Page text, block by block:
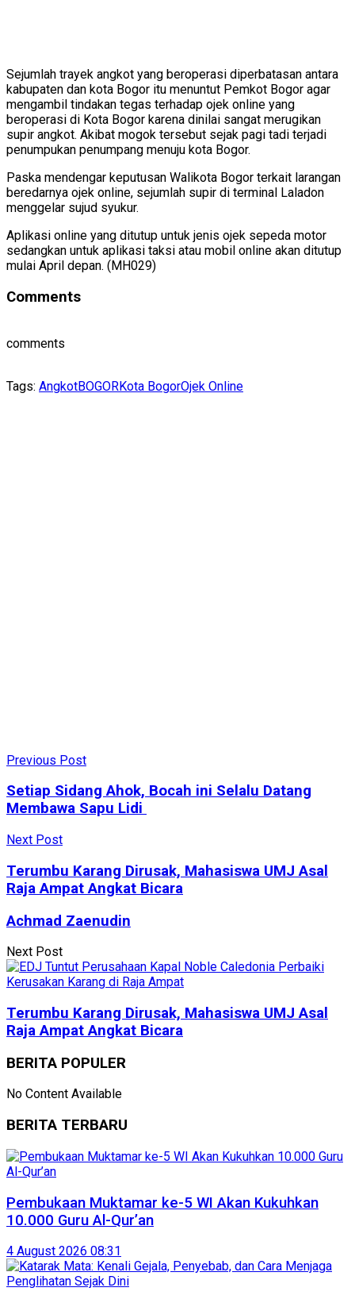
Sejumlah trayek angkot yang beroperasi diperbatasan antara
kabupaten dan kota Bogor itu menuntut Pemkot Bogor agar
mengambil tindakan tegas terhadap ojek online yang
beroperasi di Kota Bogor karena dinilai sangat merugikan
supir angkot. Akibat mogok tersebut sejak pagi tadi terjadi
penumpukan penumpang menuju kota Bogor.
Paska mendengar keputusan Walikota Bogor terkait larangan
beredarnya ojek online, sejumlah supir di terminal Laladon
menggelar sujud syukur.
Aplikasi online yang ditutup untuk jenis ojek sepeda motor
sedangkan untuk aplikasi taksi atau mobil online akan ditutup
mulai April depan. (MH029)
Comments
comments
Tags: AngkotBOGORKota BogorOjek Online
Previous Post
Setiap Sidang Ahok, Bocah ini Selalu Datang
Membawa Sapu Lidi
Next Post
Terumbu Karang Dirusak, Mahasiswa UMJ Asal
Raja Ampat Angkat Bicara
Achmad Zaenudin
Next Post
Terumbu Karang Dirusak, Mahasiswa UMJ Asal
Raja Ampat Angkat Bicara
BERITA POPULER
No Content Available
BERITA TERBARU
Pembukaan Muktamar ke-5 WI Akan Kukuhkan
10.000 Guru Al-Qur’an
4 August 2026 08:31